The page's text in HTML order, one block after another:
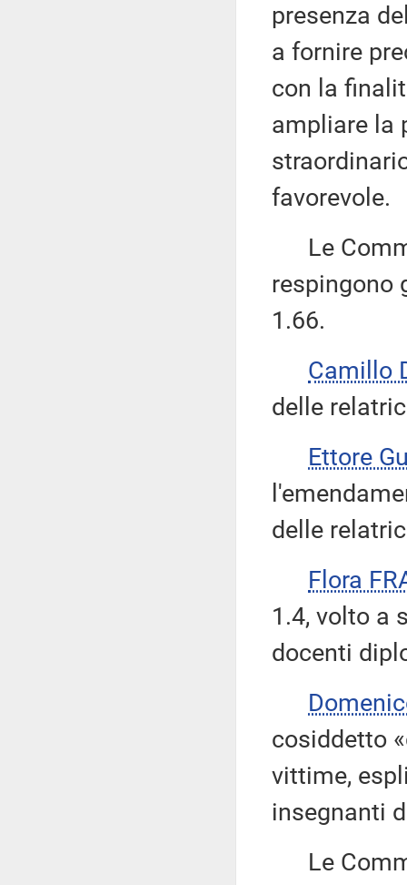
presenza
a fornire
con la
ampliare la
favorevole.
Le
respingono
1.66.
Camillo
delle
Ettore
delle
Flora
1.4, volto a
docenti
cosiddetto
vittime,
insegnanti
Le